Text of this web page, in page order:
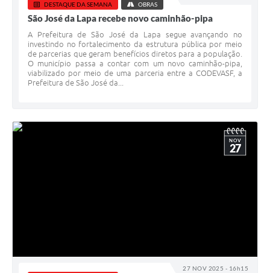
DESTAQUE DA SEMANA OBRAS
São José da Lapa recebe novo caminhão-pipa
A Prefeitura de São José da Lapa segue avançando no
investindo no fortalecimento da estrutura pública por meio
de parcerias que geram benefícios diretos para a população.
O município passa a contar com um novo caminhão-pipa,
viabilizado por meio de uma parceria entre a CODEVASF, a
Prefeitura de São José da...
27 NOV 2025 - 16h15
NOV
27